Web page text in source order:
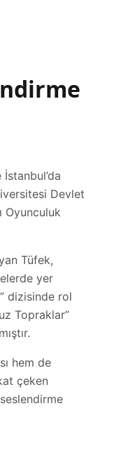
Devlet
Oyunculuk
Tüfek,
yer
dizisinde rol
Topraklar”
hem de
çeken